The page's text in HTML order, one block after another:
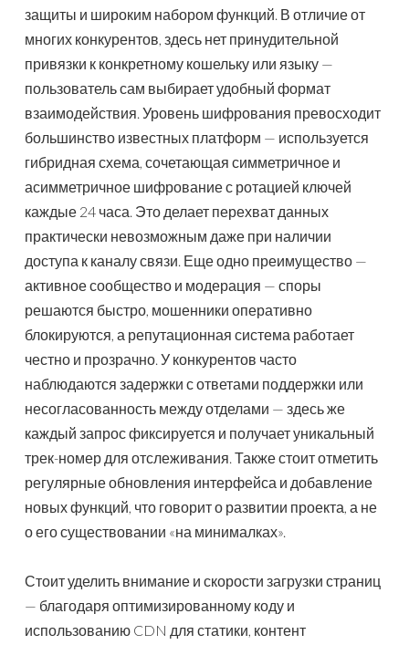
защиты и широким набором функций. В отличие от
многих конкурентов, здесь нет принудительной
привязки к конкретному кошельку или языку —
пользователь сам выбирает удобный формат
взаимодействия. Уровень шифрования превосходит
большинство известных платформ — используется
гибридная схема, сочетающая симметричное и
асимметричное шифрование с ротацией ключей
каждые 24 часа. Это делает перехват данных
практически невозможным даже при наличии
доступа к каналу связи. Еще одно преимущество —
активное сообщество и модерация — споры
решаются быстро, мошенники оперативно
блокируются, а репутационная система работает
честно и прозрачно. У конкурентов часто
наблюдаются задержки с ответами поддержки или
несогласованность между отделами — здесь же
каждый запрос фиксируется и получает уникальный
трек-номер для отслеживания. Также стоит отметить
регулярные обновления интерфейса и добавление
новых функций, что говорит о развитии проекта, а не
о его существовании «на минималках».
Стоит уделить внимание и скорости загрузки страниц
— благодаря оптимизированному коду и
использованию CDN для статики, контент